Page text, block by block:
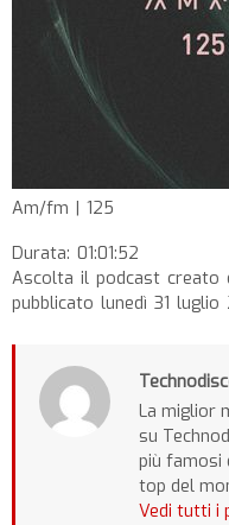
Am/fm | 125
Durata: 01:01:52
Ascolta il podcast creato
pubblicato lunedì 31 luglio
La miglior
su
più famosi
top del
Vedi tutti i